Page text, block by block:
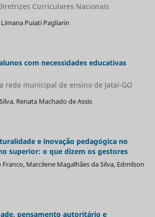
Curriculares Nacionais
Puiati Pagliarin
com necessidades educativas
rede municipal de ensino de Jataí-GO
Renata Machado de Assis
e inovação pedagógica no
superior: o que dizem os gestores
Marcilene Magalhães da Silva, Edmilson
pensamento autoritário e